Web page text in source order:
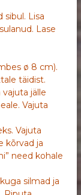
Lisa
Lase
ø 8 cm).
täidist.
jälle
Vajuta
Vajuta
kõrvad ja
need kohale
silmad ja